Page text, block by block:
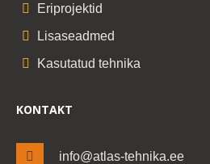
Eriprojektid
Lisaseadmed
Kasutatud tehnika
KONTAKT
info@atlas-tehnika.ee